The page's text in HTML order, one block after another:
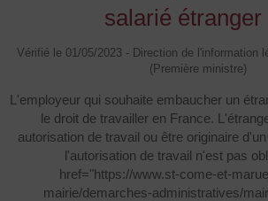
salarié étranger
Vérifié le 01/05/2023 - Direction de l'information
(Première ministre)
L'employeur qui souhaite embaucher un
le droit de travailler en France.
autorisation de travail ou être originaire
l'autorisation de travail n'est pas
href="https://www.st-come-et-
mairie/demarches-administratives/